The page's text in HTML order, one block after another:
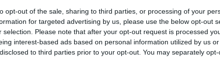
opt-out of the sale, sharing to third parties, or processing of your
for targeted advertising by us, please use the below opt-out
selection. Please note that after your opt-out request is processed
interest-based ads based on personal information utilized by us
to third parties prior to your opt-out. You may separately
auf Ihrem Android-Gerät. Spielen oder wiederholen
und lösen Sie jeden Tag brillante Kreuzworträtsel!
Meister im Kreuzworträtsel-Lösen und haben Sie jede
auf Rätsel Mork vom __, Sitcom mit Robin Williams.